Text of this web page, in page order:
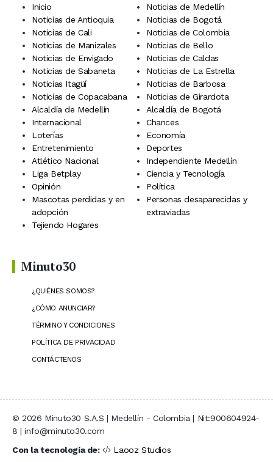
Inicio
Noticias de Medellín
Noticias de Antioquia
Noticias de Bogotá
Noticias de Cali
Noticias de Colombia
Noticias de Manizales
Noticias de Bello
Noticias de Envigado
Noticias de Caldas
Noticias de Sabaneta
Noticias de La Estrella
Noticias Itagüí
Noticias de Barbosa
Noticias de Copacabana
Noticias de Girardota
Alcaldía de Medellín
Alcaldía de Bogotá
Internacional
Chances
Loterías
Economía
Entretenimiento
Deportes
Atlético Nacional
Independiente Medellín
Liga Betplay
Ciencia y Tecnología
Opinión
Política
Mascotas perdidas y en
adopción
Personas desaparecidas y
extraviadas
Tejiendo Hogares
Minuto30
¿QUIÉNES SOMOS?
¿CÓMO ANUNCIAR?
TÉRMINO Y CONDICIONES
POLÍTICA DE PRIVACIDAD
CONTÁCTENOS
© 2026 Minuto30 S.A.S | Medellín - Colombia | Nit:900604924-
8 | info@minuto30.com
Con la tecnología de:
Laooz Studios